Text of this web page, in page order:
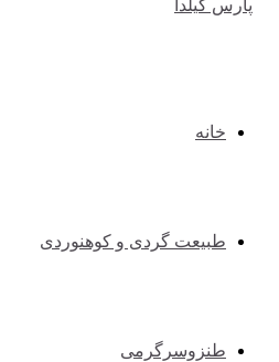
خانه
طبیعت گردی و کوهنوردی
طنزوسرگرمی